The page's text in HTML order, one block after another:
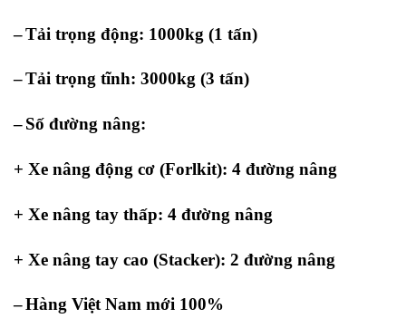
–Tải trọng động: 1000kg (1 tấn)
–Tải trọng tĩnh: 3000kg (3 tấn)
–Số đường nâng:
+ Xe nâng động cơ (Forlkit): 4 đường nâng
+ Xe nâng tay thấp: 4 đường nâng
+ Xe nâng tay cao (Stacker): 2 đường nâng
–Hàng Việt Nam mới 100%